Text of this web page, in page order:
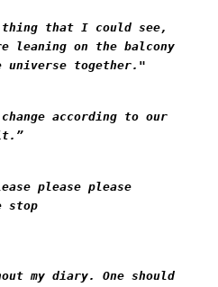
thing that I could see,
leaning on the balcony
together."
according to our
please please
stop
my diary. One should